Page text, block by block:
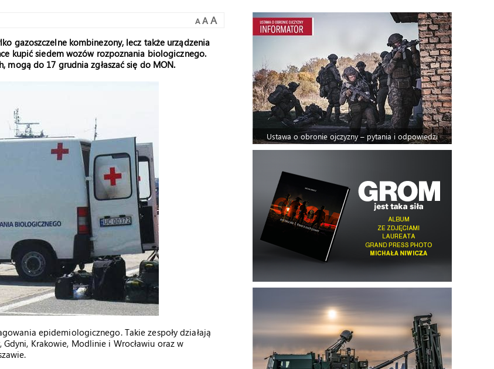
A A A
gazoszczelne kombinezony, lecz także urządzenia
kupić siedem wozów rozpoznania biologicznego.
mogą do 17 grudnia zgłaszać się do MON.
epidemiologicznego. Takie zespoły działają
Krakowie, Modlinie i Wrocławiu oraz w
Ustawa o obronie ojczyzny – pytania i odpowiedzi